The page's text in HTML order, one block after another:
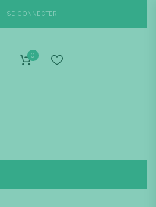
SE CONNECTER
0